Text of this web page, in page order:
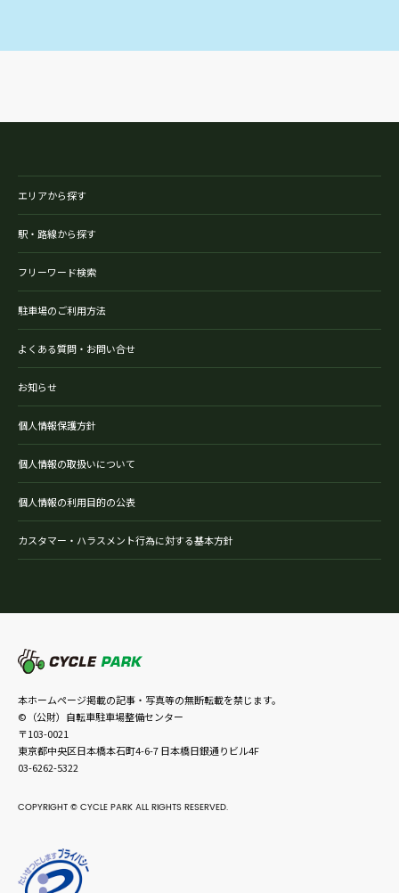
エリアから探す
駅・路線から探す
フリーワード検索
駐車場のご利用方法
よくある質問・お問い合せ
お知らせ
個人情報保護方針
個人情報の取扱いについて
個人情報の利用目的の公表
カスタマー・ハラスメント行為に対する基本方針
本ホームページ掲載の記事・写真等の無断転載を禁じます。
©（公財）自転車駐車場整備センター
〒103-0021
東京都中央区日本橋本石町4-6-7 日本橋日銀通りビル4F
03-6262-5322
COPYRIGHT © CYCLE PARK ALL RIGHTS RESERVED.